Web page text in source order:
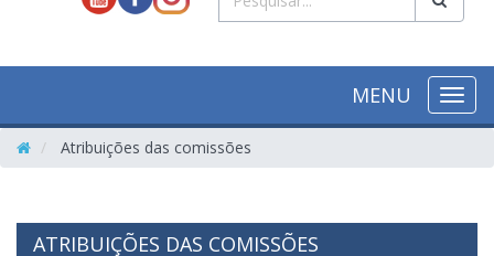
MENU
Atribuições das comissões
ATRIBUIÇÕES DAS COMISSÕES